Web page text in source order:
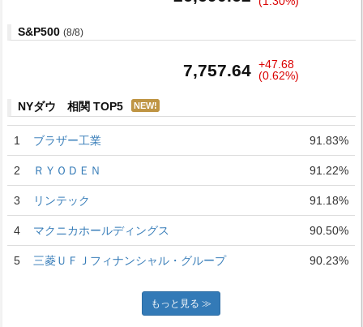
S&P500 (8/8)
7,757.64 +47.68
(0.62%)
NYダウ 相関 TOP5 NEW!
1 ブラザー工業 91.83%
2 ＲＹＯＤＥＮ 91.22%
3 リンテック 91.18%
4 マクニカホールディングス 90.50%
5 三菱ＵＦＪフィナンシャル・グループ 90.23%
もっと見る ≫